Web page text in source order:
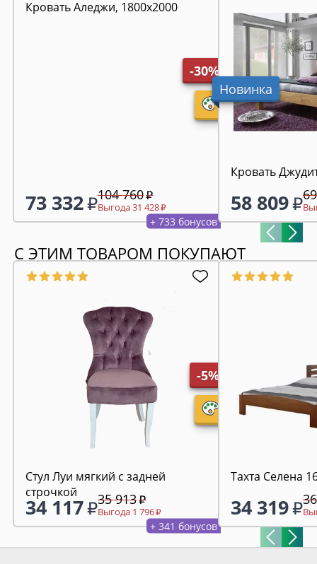
-30%
Кровать Аледжи, 1800х2000
73 332 104 760
Выгода 31 428
+ 733 бонусов
Новинка
Кровать
58 809
С ЭТИМ ТОВАРОМ ПОКУПАЮТ
-5%
Стул Луи мягкий с задней
строчкой
34 117 35 913
Выгода 1 796
+ 341 бонусов
Тахта Селена
34 319